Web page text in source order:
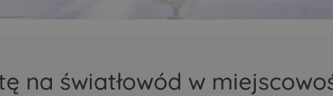
na światłowód w